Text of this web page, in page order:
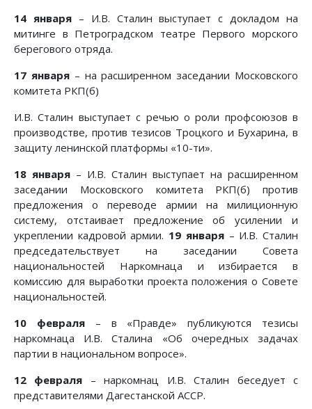
14 января– И.В. Сталин выступает с докладом на
митинге в Петроградском театре Первого морского
берегового отряда.
17 января– на расширенном заседании Московского
комитета РКП(б)
И.В. Сталин выступает с речью о роли профсоюзов в
производстве, против тезисов Троцкого и Бухарина, в
защиту ленинской платформы «10-ти».
18 января – И.В. Сталин выступает на расширенном
заседании Московского комитета РКП(б) против
предложения о переводе армии на милиционную
систему, отстаивает предложение об усилении и
укреплении кадровой армии. 19 января– И.В. Сталин
председательствует на заседании Совета
национальностей Наркомнаца и избирается в
комиссию для выработки проекта положения о Совете
национальностей.
10 февраля– в «Правде» публикуются тезисы
наркомнаца И.В. Сталина «Об очередных задачах
партии в национальном вопросе».
12 февраля – наркомнац И.В. Сталин беседует с
представителями Дагестанской АССР.